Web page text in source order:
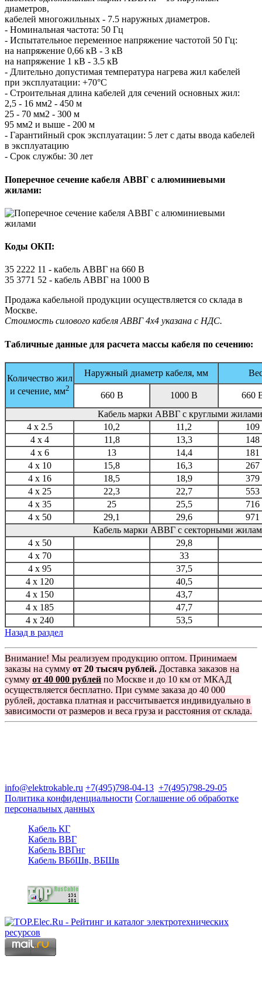
диаметров,
кабелей многожильных - 7.5 наружных диаметров.
- Номинальная частота: 50 Гц
- Испытательное переменное напряжение частотой 50 Гц:
на напряжение 0,66 кВ - 3 кВ
на напряжение 1 кВ - 3.5 кВ
- Длительно допустимая температура нагрева жил кабелей
при эксплуатации: +70°С
- Строительная длина кабелей для сечений основных жил:
2,5 - 16 мм2 - 450 м
25 - 70 мм2 - 300 м
95 мм2 и выше - 200 м
- Гарантийный срок эксплуатации: 5 лет с даты ввода кабелей
в эксплуатацию
- Срок службы: 30 лет
Поперечное сечение кабеля АВВГ с алюминиевыми
жилами:
Коды ОКП:
35 2222 11 - кабель АВВГ на 660 В
35 3771 52 - кабель АВВГ на 1000 В
Продажа кабельной продукции осуществляется со склада в
Москве.
Стоимость силового кабеля АВВГ 4х4 указана с НДС.
Табличные данные для расчета массы кабеля по сечению:
Количество жил
и сечение, мм2
Наружный диаметр кабеля, мм
660 В 1000 В
660
Кабель марки АВВГ с круглыми жилами
4 x 2.5
10,2 11,2
109
4 x 4
11,8 13,3
148
4 x 6
13 14,4
181
4 x 10
15,8 16,3
267
4 x 16
18,5 18,9
379
4 x 25
22,3 22,7
553
4 x 35
25 25,5
716
4 x 50
29,1 29,6
971
Кабель марки АВВГ с секторными
4 x 50
29,8
4 x 70
33
4 x 95
37,5
4 x 120
40,5
4 x 150
43,7
4 x 185
47,7
4 x 240
53,5
Назад в раздел
Внимание! Мы реализуем продукцию оптом. Принимаем
заказы на сумму от 20 тысяч рублей. Доставка заказов на
сумму от 40 000 рублей по Москве и до 10 км от МКАД
осуществляется бесплатно. При сумме заказа до 40 000
рублей, доставка платная и рассчитывается индивидуально в
зависимости от размеров и веса груза и расстояния от склада.
info@elektrokable.ru +7(495)798-04-13 +7(495)798-29-05
Политика конфиденциальности Соглашение об обработке
персональных данных
Кабель КГ
Кабель ВВГ
Кабель ВВГнг
Кабель ВБбШв, ВБШв